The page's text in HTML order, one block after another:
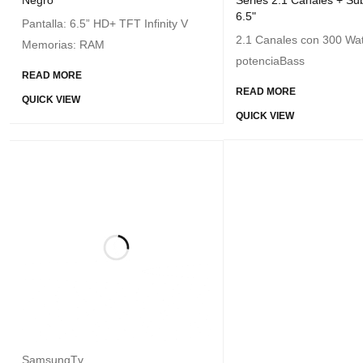
Pantalla: 6.5” HD+ TFT Infinity V
Memorias: RAM
READ MORE
QUICK VIEW
6.5"
2.1 Canales con 300
potenciaBass
READ MORE
QUICK VIEW
SamsungTv